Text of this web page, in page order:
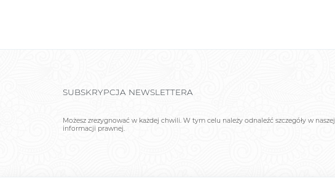
SUBSKRYPCJA NEWSLETTERA
Możesz zrezygnować w każdej chwili. W tym celu należy odnaleźć szczegóły w naszej
informacji prawnej.